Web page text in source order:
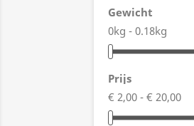
Gewicht
0kg - 0.18kg
Prijs
€ 2,00 - € 20,00